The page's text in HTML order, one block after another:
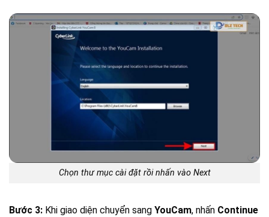
Chọn thư mục cài đặt rồi nhấn vào Next
Bước 3: Khi giao diện chuyển sang YouCam, nhấn Continue